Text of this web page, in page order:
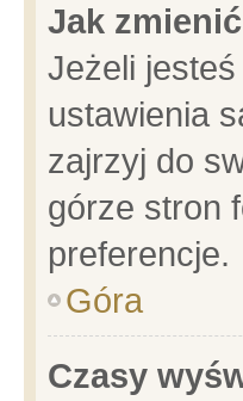
Jak
Jeżeli
ustawienia
zajrzyj do
górze stron
preferencje.
Góra
Czasy